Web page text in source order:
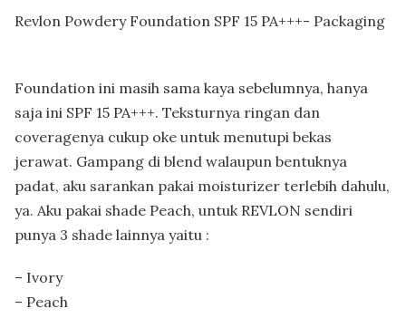
Revlon Powdery Foundation SPF 15 PA+++- Packaging
Foundation ini masih sama kaya sebelumnya, hanya
saja ini SPF 15 PA+++. Teksturnya ringan dan
coveragenya cukup oke untuk menutupi bekas
jerawat. Gampang di blend walaupun bentuknya
padat, aku sarankan pakai moisturizer terlebih dahulu,
ya. Aku pakai shade Peach, untuk REVLON sendiri
punya 3 shade lainnya yaitu :
– Ivory
– Peach